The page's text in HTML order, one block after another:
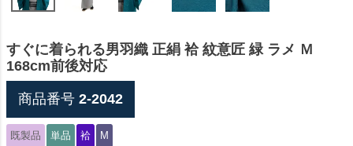
すぐに着られる男羽織 正絹 袷 紋意匠 緑 ラメ Ｍ
168cm前後対応
商品番号 2-2042
既製品 単品 袷 M